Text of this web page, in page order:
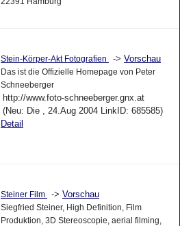
Stein-Körper-Akt Fotografien -> Vorschau
Das ist die Offizielle Homepage von Peter
Schneeberger
http://www.foto-schneeberger.gnx.at
(Neu: Die , 24.Aug 2004 LinkID: 685585)
Detail
Steiner Film -> Vorschau
Siegfried Steiner, High Definition, Film
Produktion, 3D Stereoscopie, aerial filming,